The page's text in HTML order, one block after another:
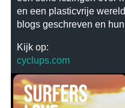
en een plasticvrije
blogs geschreven en
Kijk op:
cyclups.com